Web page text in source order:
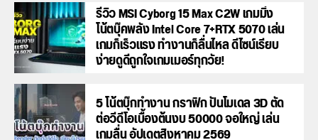
รีวิว MSI Cyborg 15 Max C2W เกมมิ่ง
โน้ตบุ๊คพลัง Intel Core 7+RTX 5070 เล่น
เกมก็เร็วแรง ทำงานก็ลื่นไหล ดีไซน์เรียบ
ง่ายดูดีถูกใจเกมเมอร์ทุกวัย!
5 โน้ตบุ๊กทำงาน กราฟิก ปั้นโมเดล 3D ตัด
ต่อวีดีโอเบื้องต้นงบ 50000 จอใหญ่ เล่น
เกมลื่น อัปเดตสิงหาคม 2569